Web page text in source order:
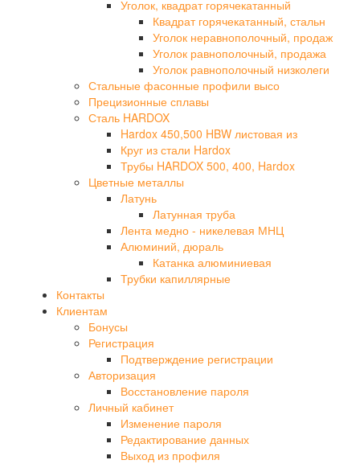
Уголок, квадрат горячекатанный
Квадрат горячекатанный, стальн
Уголок неравнополочный, продаж
Уголок равнополочный, продажа
Уголок равнополочный низколеги
Стальные фасонные профили высо
Прецизионные сплавы
Сталь HARDOX
Hardox 450,500 HBW листовая из
Круг из стали Hardox
Трубы HARDOX 500, 400, Hardox
Цветные металлы
Латунь
Латунная труба
Лента медно - никелевая МНЦ
Алюминий, дюраль
Катанка алюминиевая
Трубки капиллярные
Контакты
Клиентам
Бонусы
Регистрация
Подтверждение регистрации
Авторизация
Восстановление пароля
Личный кабинет
Изменение пароля
Редактирование данных
Выход из профиля